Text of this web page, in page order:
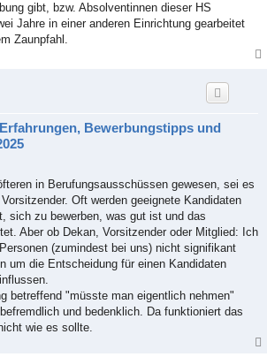
gibt, bzw. Absolventinnen dieser HS
Jahre in einer anderen Einrichtung gearbeitet
Zaunpfahl.
Bewerbungstipps und
in Berufungsausschüssen gewesen, sei es
Oft werden geeignete Kandidaten
sich zu bewerben, was gut ist und das
Aber ob Dekan, Vorsitzender oder Mitglied: Ich
(zumindest bei uns) nicht signifikant
um die Entscheidung für einen Kandidaten
betreffend "müsste man eigentlich nehmen"
und bedenklich. Da funktioniert das
wie es sollte.